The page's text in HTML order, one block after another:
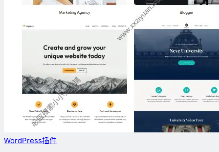
WordPress插件